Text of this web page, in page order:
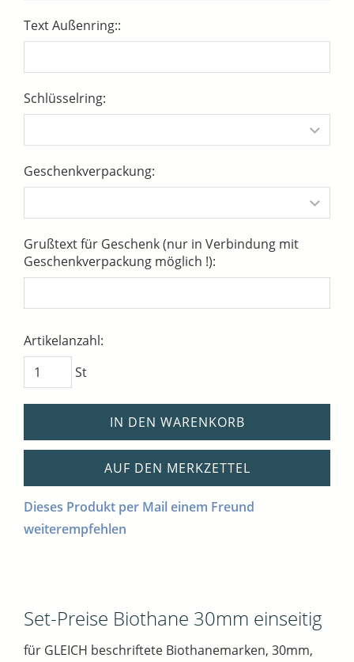
Text Außenring::
Schlüsselring:
Geschenkverpackung:
Grußtext für Geschenk (nur in Verbindung mit
Geschenkverpackung möglich !):
Artikelanzahl:
St
IN DEN WARENKORB
AUF DEN MERKZETTEL
Dieses Produkt per Mail einem Freund
weiterempfehlen
Set-Preise Biothane 30mm einseitig
für GLEICH beschriftete Biothanemarken, 30mm,